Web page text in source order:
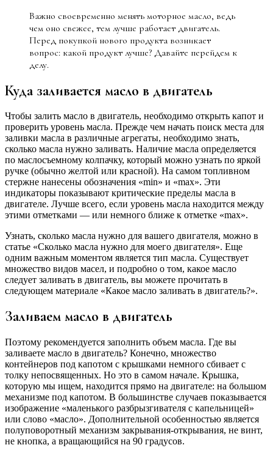
Важно своевременно менять моторное масло, ведь
чем оно свежее, тем лучше работает двигатель.
Перед покупкой нового продукта возникает
вопрос: какой продукт лучше? Давайте перейдем к
делу.
Куда заливается масло в двигатель
Чтобы залить масло в двигатель, необходимо открыть капот и
проверить уровень масла. Прежде чем начать поиск места для
заливки масла в различные агрегаты, необходимо знать,
сколько масла нужно заливать. Наличие масла определяется
по маслосъемному колпачку, который можно узнать по яркой
ручке (обычно желтой или красной). На самом топливном
стержне нанесены обозначения «min» и «max». Эти
индикаторы показывают критические пределы масла в
двигателе. Лучше всего, если уровень масла находится между
этими отметками — или немного ближе к отметке «max».
Узнать, сколько масла нужно для вашего двигателя, можно в
статье «Сколько масла нужно для моего двигателя». Еще
одним важным моментом является тип масла. Существует
множество видов масел, и подробно о том, какое масло
следует заливать в двигатель, вы можете прочитать в
следующем материале «Какое масло заливать в двигатель?».
Заливаем масло в двигатель
Поэтому рекомендуется заполнить объем масла. Где вы
заливаете масло в двигатель? Конечно, множество
контейнеров под капотом с крышками немного сбивает с
толку непосвященных. Но это в самом начале. Крышка,
которую мы ищем, находится прямо на двигателе: на большом
механизме под капотом. В большинстве случаев показывается
изображение «маленького разбрызгивателя с капельницей»
или слово «масло». Дополнительной особенностью является
полуповоротный механизм закрывания-открывания, не винт,
не кнопка, а вращающийся на 90 градусов.